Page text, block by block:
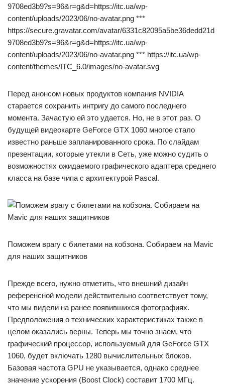
9708ed3b9?s=96&r=g&d=https://itc.ua/wp-
content/uploads/2023/06/no-avatar.png ***
https://secure.gravatar.com/avatar/6331c82095a5be36dedd21d
9708ed3b9?s=96&r=g&d=https://itc.ua/wp-
content/uploads/2023/06/no-avatar.png *** https://itc.ua/wp-
content/themes/ITC_6.0/images/no-avatar.svg
Перед анонсом новых продуктов компания NVIDIA
старается сохранить интригу до самого последнего
момента. Зачастую ей это удается. Но, не в этот раз. О
будущей видеокарте GeForce GTX 1060 многое стало
известно раньше запланированного срока. По слайдам
презентации, которые утекли в Сеть, уже можно судить о
возможностях ожидаемого графического адаптера среднего
класса на базе чипа с архитектурой Pascal.
Поможем врагу с билетами на кобзона. Собираем на Mavic
для наших защитников
Прежде всего, нужно отметить, что внешний дизайн
референсной модели действительно соответствует тому,
что мы видели на ранее появившихся фотографиях.
Предположения о технических характеристиках также в
целом оказались верны. Теперь мы точно знаем, что
графический процессор, используемый для GeForce GTX
1060, будет включать 1280 вычислительных блоков.
Базовая частота GPU не указывается, однако среднее
значение ускорения (Boost Clock) составит 1700 МГц.